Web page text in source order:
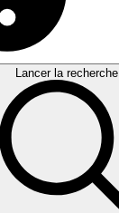
Lancer la recherche